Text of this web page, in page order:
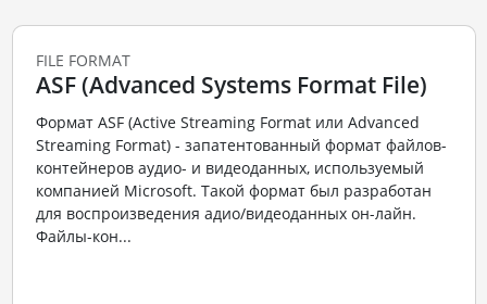
FILE FORMAT
ASF (Advanced Systems Format File)
Формат ASF (Active Streaming Format или Advanced
Streaming Format) - запатентованный формат файлов-
контейнеров аудио- и видеоданных, используемый
компанией Microsoft. Такой формат был разработан
для воспроизведения адио/видеоданных он-лайн.
Файлы-кон...